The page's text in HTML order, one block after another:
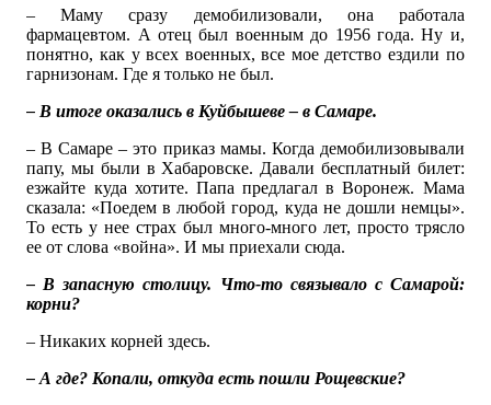
– Маму сразу демобилизовали, она работала
фармацевтом. А отец был военным до 1956 года. Ну и,
понятно, как у всех военных, все мое детство ездили по
гарнизонам. Где я только не был.
– В итоге оказались в Куйбышеве – в Самаре.
– В Самаре – это приказ мамы. Когда демобилизовывали
папу, мы были в Хабаровске. Давали бесплатный билет:
езжайте куда хотите. Папа предлагал в Воронеж. Мама
сказала: «Поедем в любой город, куда не дошли немцы».
То есть у нее страх был много-много лет, просто трясло
ее от слова «война». И мы приехали сюда.
– В запасную столицу. Что-то связывало с Самарой:
корни?
– Никаких корней здесь.
– А где? Копали, откуда есть пошли Рощевские?